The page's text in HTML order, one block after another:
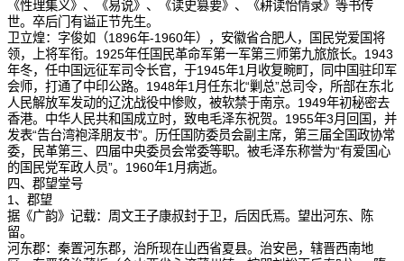
《性理集义》、《易说》、《读史篡要》、《耕读怡情录》等书传
世。卒后门有谥正节先生。
卫立煌：字俊如（1896年-1960年），安徽省合肥人，国民党爱国将
领，上将军衔。1925年任国民革命军第一军第三师第九旅旅长。1943
年冬，任中国远征军司令长官，于1945年1月收复畹町，同中国驻印军
会师，打通了中印公路。1948年1月任东北“剿总”总司令，所部在东北
人民解放军发动的辽沈战役中惨败，被软禁于南京。1949年初秘密去
香港。中华人民共和国成立时，致电毛泽东祝贺。1955年3月回国，并
发表“告台湾袍泽朋友书”。历任国防委员会副主席，第三届全国政协常
委，民革第三、四届中央委员会常委等职。被毛泽东称誉为“有爱国心
的国民党军政人员”。1960年1月病逝。
四、郡望堂号
1、郡望
据《广韵》记载：周文王子康叔封于卫，后因氏焉。望出河东、陈
留。
河东郡：秦置河东郡，治所现在山西省夏县。治安邑，辖晋西南地